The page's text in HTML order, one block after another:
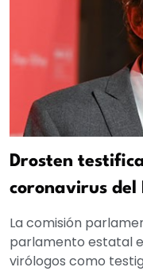
Drosten
coronavirus del
La comisión
parlamento estatal
virólogos como